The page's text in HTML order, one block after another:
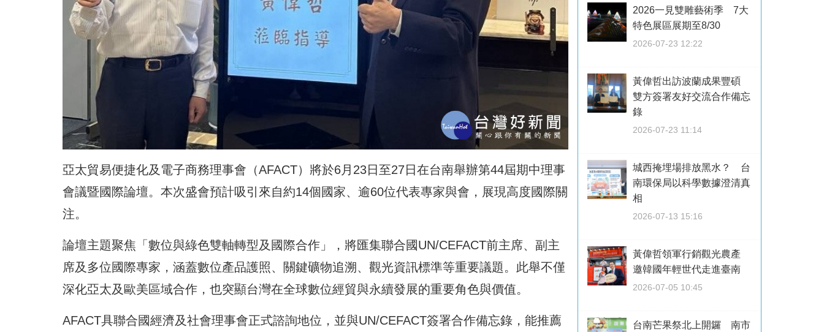
亞太貿易便捷化及電子商務理事會（AFACT）將於6月23日至27日在台南舉辦第44屆期中理事
會議暨國際論壇。本次盛會預計吸引來自約14個國家、逾60位代表專家與會，展現高度國際關
注。
論壇主題聚焦「數位與綠色雙軸轉型及國際合作」，將匯集聯合國UN/CEFACT前主席、副主
席及多位國際專家，涵蓋數位產品護照、關鍵礦物追溯、觀光資訊標準等重要議題。此舉不僅
深化亞太及歐美區域合作，也突顯台灣在全球數位經貿與永續發展的重要角色與價值。
AFACT具聯合國經濟及社會理事會正式諮詢地位，並與UN/CEFACT簽署合作備忘錄，能推薦
2026一見雙雕藝術季 7大
特色展區展期至8/30
2026-07-23 12:22
黃偉哲出訪波蘭成果豐碩
雙方簽署友好交流合作備忘
錄
2026-07-23 11:14
城西掩埋場排放黑水？ 台
南環保局以科學數據澄清真
相
2026-07-13 15:16
黃偉哲領軍行銷觀光農產
邀韓國年輕世代走進臺南
2026-07-05 10:45
台南芒果祭北上開鑼 南市